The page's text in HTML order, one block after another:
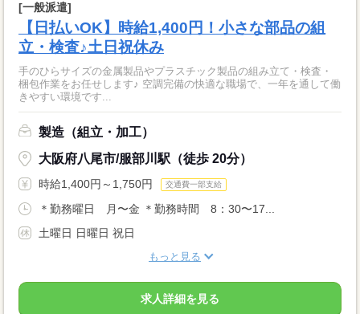
[一般派遣]
【日払いOK】時給1,400円！小さな部品の組
立・検査♪土日祝休み
手のひらサイズの金属製品やプラスチック製品の組み立て・検査・
梱包作業をお任せします♪ 空調完備の快適な職場で、一年を通して働
きやすい環境です...
製造（組立・加工）
大阪府八尾市/服部川駅（徒歩 20分）
時給1,400円～1,750円 交通費一部支給
＊勤務曜日 月〜金 ＊勤務時間 8：30〜17...
土曜日 日曜日 祝日
もっと見る
求人詳細を見る